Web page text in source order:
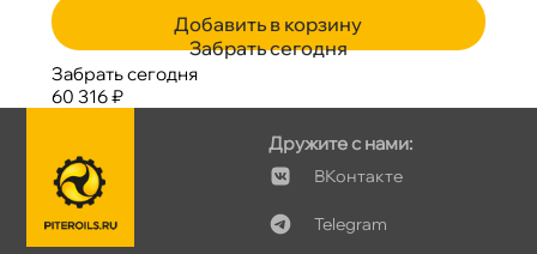
Добавить в корзину
Забрать сегодня
Забрать сегодня
60 316 ₽
Дружите с нами:
Контакте
Telegram